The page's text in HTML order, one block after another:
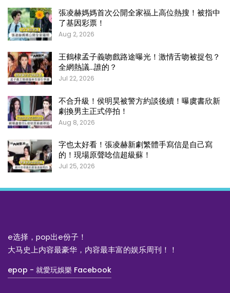
張凌赫媽媽首次公開全家福上高位熱搜！被指中
了基因彩票！
Aug 2, 2026
王鶴棣孟子義吻戲路途曝光！激情舌吻被捉包？
全網熱議…誰的？
Jul 22, 2026
不合升級！侯明昊被警方約談後續！曝虞書欣新
劇換男主正式停拍！
Aug 8, 2026
字也太好看！張凌赫新劇繁體手寫信是自己寫
的！現場原聲唸信超級蘇！
Jul 25, 2026
e选择，pop出e份子！
大马史上内容最豪华，内容最丰富的娱乐周刊！！
epop - 就愛玩娛樂 Facebook